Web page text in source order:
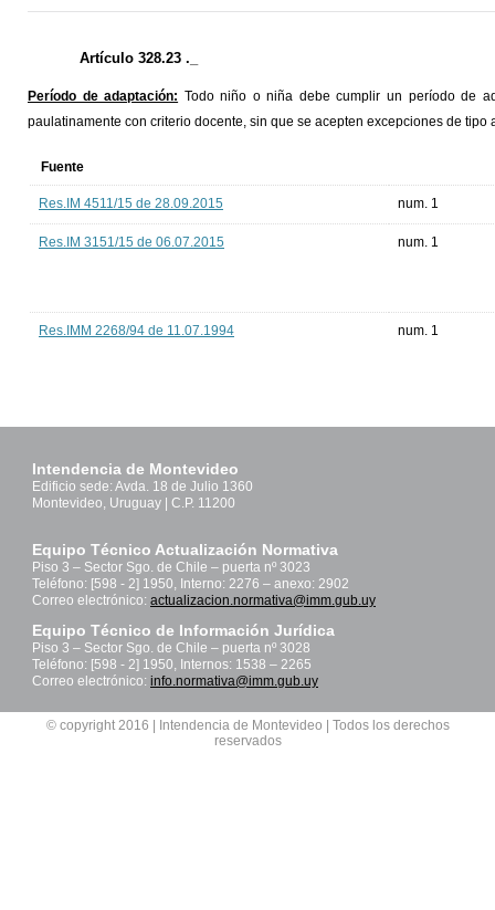
Artículo 328.23 ._
Período de adaptación: Todo niño o niña debe cumplir un período de
paulatinamente con criterio docente, sin que se acepten excepciones de tipo
Fuente
Res.IM 4511/15 de 28.09.2015 num. 1
Res.IM 3151/15 de 06.07.2015 num. 1
Res.IMM 2268/94 de 11.07.1994 num. 1
Intendencia de Montevideo
Edificio sede: Avda. 18 de Julio 1360
Montevideo, Uruguay | C.P. 11200
Equipo Técnico Actualización Normativa
Piso 3 – Sector Sgo. de Chile – puerta nº 3023
Teléfono: [598 - 2] 1950, Interno: 2276 – anexo: 2902
Correo electrónico: actualizacion.normativa@imm.gub.uy
Equipo Técnico de Información Jurídica
Piso 3 – Sector Sgo. de Chile – puerta nº 3028
Teléfono: [598 - 2] 1950, Internos: 1538 – 2265
Correo electrónico: info.normativa@imm.gub.uy
© copyright 2016 | Intendencia de Montevideo | Todos los derechos
reservados